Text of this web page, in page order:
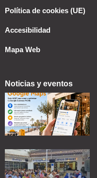
Política de cookies (UE)
Accesibilidad
Mapa Web
Noticias y eventos